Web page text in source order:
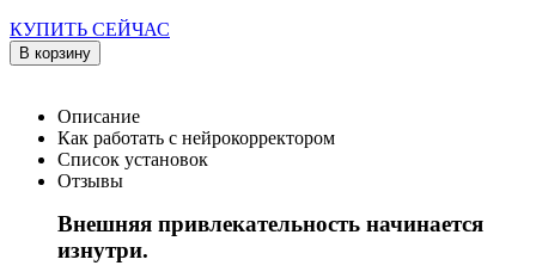
КУПИТЬ СЕЙЧАС
В корзину
Описание
Как работать с нейрокорректором
Список установок
Отзывы
Внешняя привлекательность начинается
изнутри.